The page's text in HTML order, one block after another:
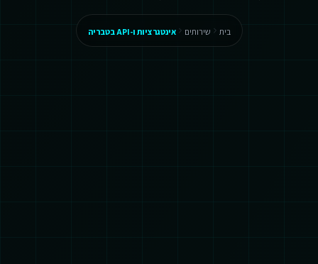
בית שירותים אינטגרציות ו-API בטבריה